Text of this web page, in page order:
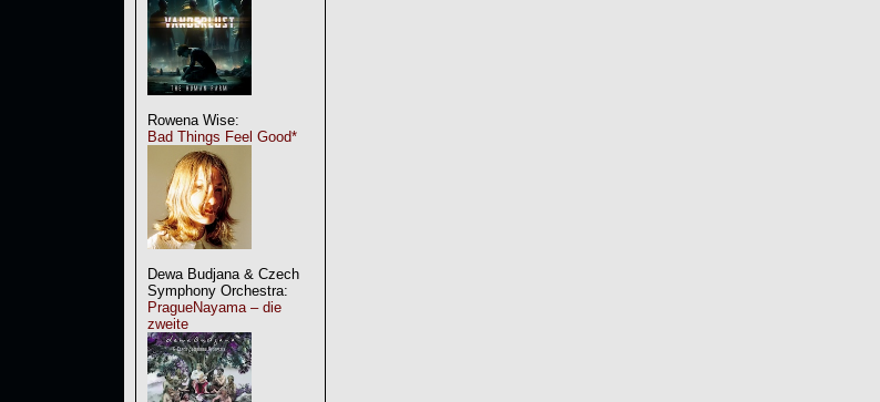
Rowena Wise:
Bad Things Feel Good*
Dewa Budjana & Czech
Symphony Orchestra:
PragueNayama – die
zweite